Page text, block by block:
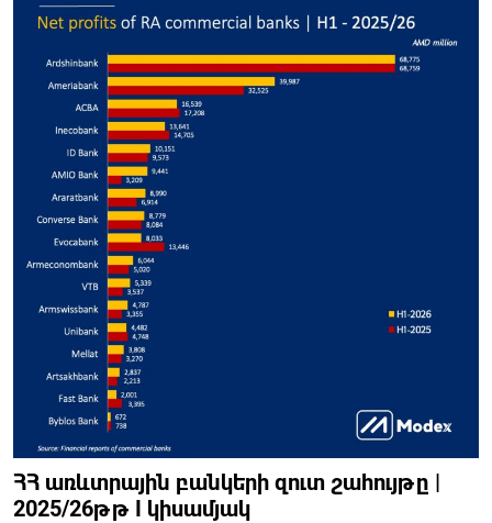
ՀՀ առևտրային բանկերի զուտ շահույթը |
2025/26թթ I կիսամյակ